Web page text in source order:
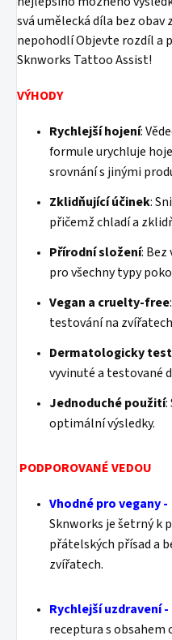
svá umělecká díla bez
nepohodlí Objevte rozdíl a
Sknworks Tattoo Assist!
VÝHODY
Rychlejší hojení:
formule urychluje
srovnání s jinými
Zklidňující účinek:
přičemž chladí a
Přírodní složení:
pro všechny typy
Vegan a cruelty-free
testování na zvířatech
Dermatologicky
vyvinuté a testované
Jednoduché použití:
optimální výsledky.
PODPOROVANÉ VEDOU
Vhodné pro vegany -
Sknworks je šetrný k
přátelských přísad a
zvířatech.
Rychlejší uzdravení -
receptura s